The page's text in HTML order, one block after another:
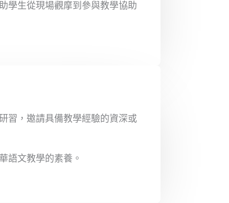
學生從現場觀摩到參與教學協助
習，邀請具備教學經驗的資深或
語文教學的素養。